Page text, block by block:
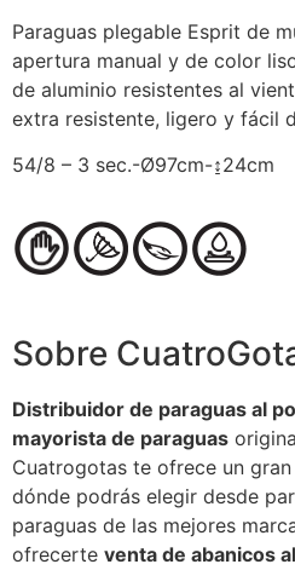
Paraguas plegable Esprit de
apertura manual y de color
de aluminio resistentes al
extra resistente, ligero y fácil
54/8 – 3 sec.-Ø97cm-↨24cm
Sobre
Distribuidor de paraguas al
mayorista de paraguas
Cuatrogotas te ofrece un gran
dónde podrás elegir desde
paraguas de las mejores
ofrecerte venta de abanicos